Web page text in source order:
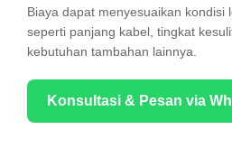
Biaya dapat menyesuaikan kondisi
seperti panjang kabel, tingkat
kebutuhan tambahan lainnya.
Konsultasi & Pesan via